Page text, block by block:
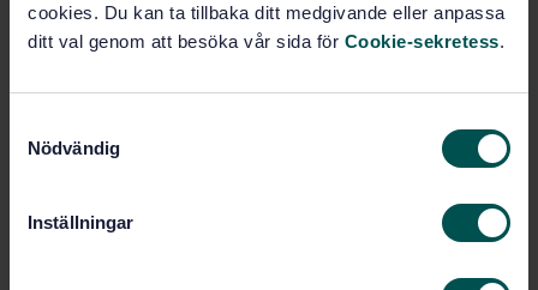
cookies. Du kan ta tillbaka ditt medgivande eller anpassa
ditt val genom att besöka vår sida för Cookie-sekretess.
Nödvändig
Inställningar
Written by: Svenska institutet för
standarder
Edition:1
No of pages: